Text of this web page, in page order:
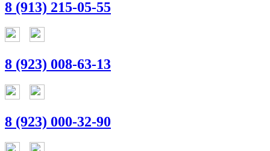
8 (913) 215-05-55
8 (923) 008-63-13
8 (923) 000-32-90